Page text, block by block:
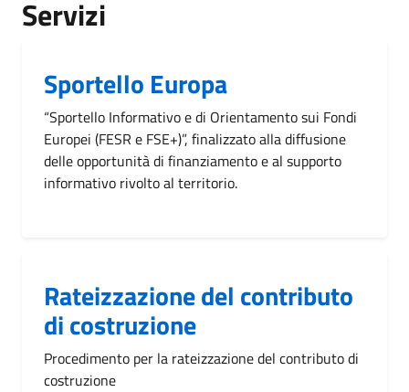
Servizi
Sportello Europa
“Sportello Informativo e di Orientamento sui Fondi
Europei (FESR e FSE+)”, finalizzato alla diffusione
delle opportunità di finanziamento e al supporto
informativo rivolto al territorio.
Rateizzazione del contributo
di costruzione
Procedimento per la rateizzazione del contributo di
costruzione